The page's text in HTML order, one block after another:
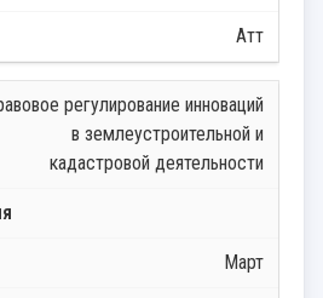
Атт
регулирование инноваций
в землеустроительной и
кадастровой деятельности
Март